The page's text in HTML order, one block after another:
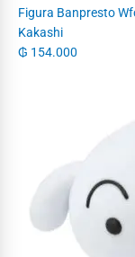
Figura Banpresto
Kakashi
₲ 154.000